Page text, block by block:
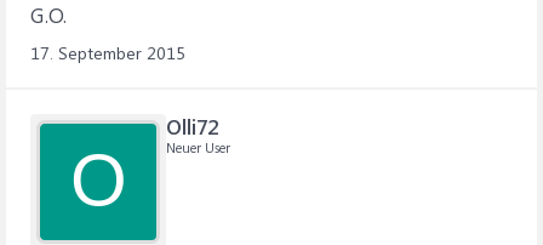
G.O.
17. September 2015
O
Olli72
Neuer User